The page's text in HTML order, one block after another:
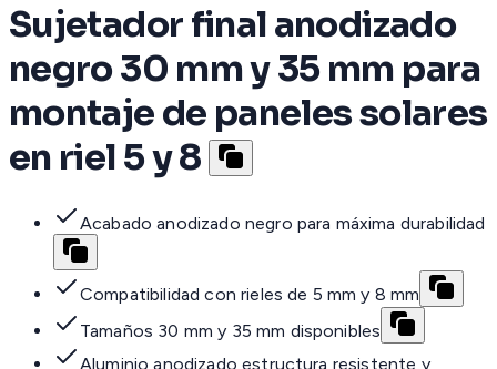
Sujetador final anodizado
negro 30 mm y 35 mm para
montaje de paneles solares
en riel 5 y 8
Acabado anodizado negro para máxima durabilidad
Compatibilidad con rieles de 5 mm y 8 mm
Tamaños 30 mm y 35 mm disponibles
Aluminio anodizado estructura resistente y